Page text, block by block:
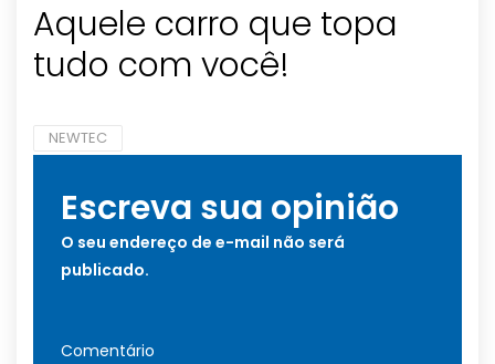
Aquele carro que topa
tudo com você!
NEWTEC
Escreva sua opinião
O seu endereço de e-mail não será
publicado.
Comentário